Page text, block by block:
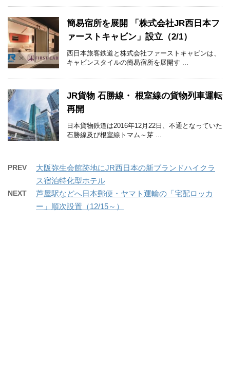
簡易宿所を展開 「株式会社JR西日本フ
ァーストキャビン」設立（2/1）
西日本旅客鉄道と株式会社ファーストキャビンは、
キャビンスタイルの簡易宿所を展開す ...
JR貨物 石勝線・ 根室線の貨物列車運転
再開
日本貨物鉄道は2016年12月22日、不通となっていた
石勝線及び根室線トマム～芽 ...
PREV
大阪弥生会館跡地にJR西日本の新ブランドハイクラ
ス宿泊特化型ホテル
NEXT
芦屋駅などへ日本郵便・ヤマト運輸の「宅配ロッカ
ー」順次設置（12/15～）